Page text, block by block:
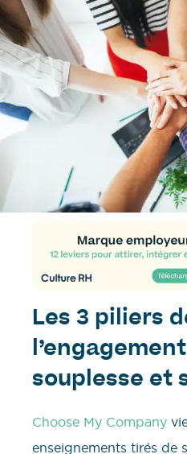
Les 3 piliers
souplesse et
Choose My Company
enseignements tirés de